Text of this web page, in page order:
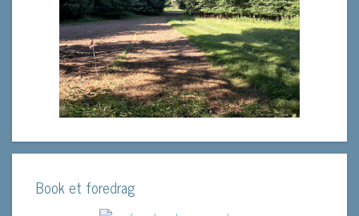
Book et foredrag